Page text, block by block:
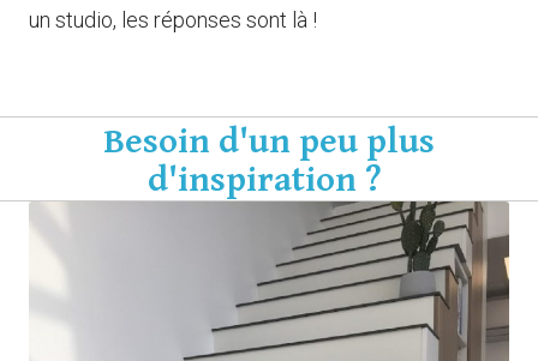
un studio, les réponses sont là !
Besoin d'un peu plus
d'inspiration ?